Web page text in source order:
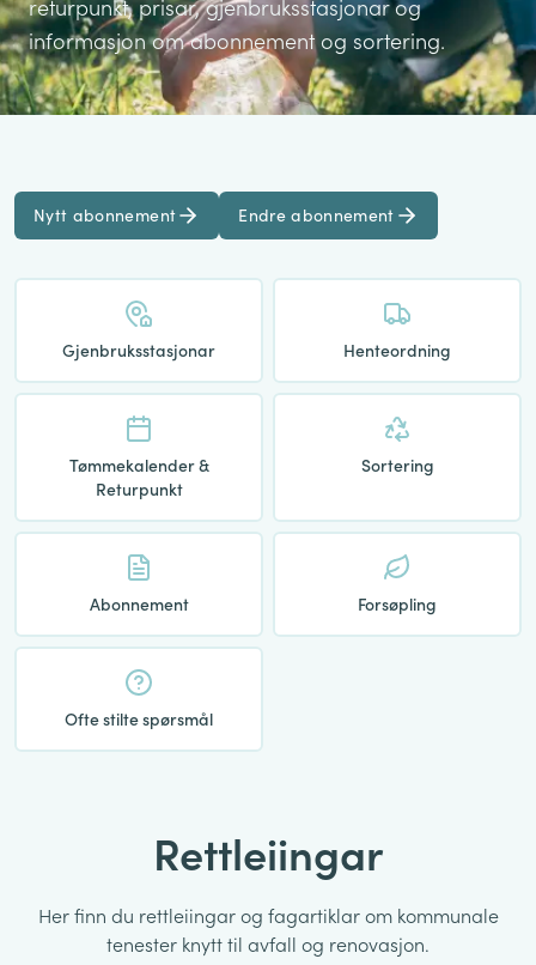
returpunkt, prisar, gjenbruksstasjonar og
informasjon om abonnement og sortering.
Nytt abonnement Endre abonnement
Gjenbruksstasjonar Henteordning
Tømmekalender &
Returpunkt
Sortering
Abonnement Forsøpling
Ofte stilte spørsmål
Rettleiingar
Her finn du rettleiingar og fagartiklar om kommunale
tenester knytt til avfall og renovasjon.